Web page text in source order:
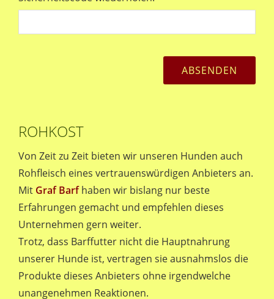
ROHKOST
Von Zeit zu Zeit bieten wir unseren Hunden auch
Rohfleisch eines vertrauenswürdigen Anbieters an.
Mit Graf Barf haben wir bislang nur beste
Erfahrungen gemacht und empfehlen dieses
Unternehmen gern weiter.
Trotz, dass Barffutter nicht die Hauptnahrung
unserer Hunde ist, vertragen sie ausnahmslos die
Produkte dieses Anbieters ohne irgendwelche
unangenehmen Reaktionen.